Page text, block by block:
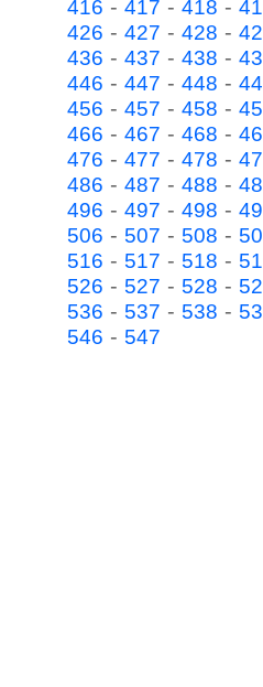
416 - 417 - 418 -
426 - 427 - 428 -
436 - 437 - 438 -
446 - 447 - 448 -
456 - 457 - 458 -
466 - 467 - 468 -
476 - 477 - 478 -
486 - 487 - 488 -
496 - 497 - 498 -
506 - 507 - 508 -
516 - 517 - 518 -
526 - 527 - 528 -
536 - 537 - 538 -
546 - 547